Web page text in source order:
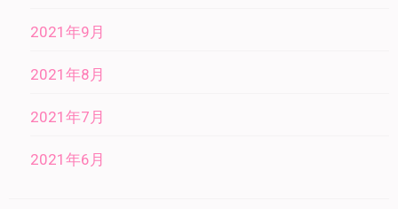
2021年9月
2021年8月
2021年7月
2021年6月